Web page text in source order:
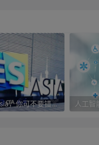
今年的CES Asia，你可不要错过这些自动驾驶看点